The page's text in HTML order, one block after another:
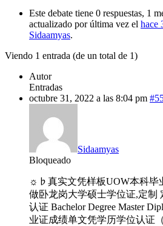
Este debate tiene 0 respuestas, 1
actualizado por última vez el hace
Sidaamyas.
Viendo 1 entrada (de un total de 1)
Autor
Entradas
octubre 31, 2022 a las 8:04 pm
Sidaamyas
Bloqueado
☼♭真实文凭样板UOW本科毕
做卧龙岗大学硕士学位证,定制
认证 Bachelor Degree Master
业证成绩单文凭学历学位认证